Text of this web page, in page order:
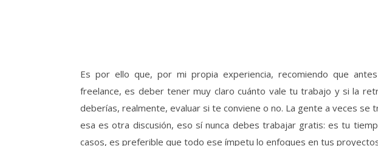
Es por ello que, por mi propia experiencia, recomiendo que
freelance, es deber tener muy claro cuánto vale tu trabajo y si la
deberías, realmente, evaluar si te conviene o no. La gente a veces se
esa es otra discusión, eso sí nunca debes trabajar gratis: es tu
casos, es preferible que todo ese ímpetu lo enfoques en tus